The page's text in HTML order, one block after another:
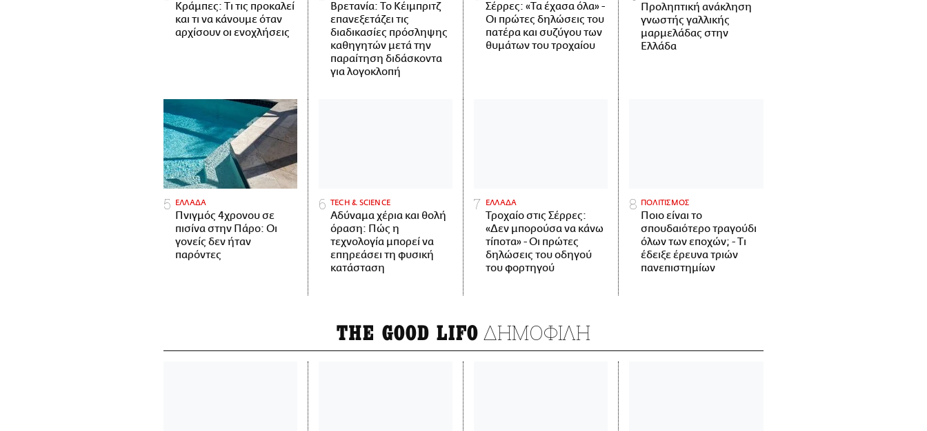
Κράμπες: Τι τις προκαλεί
και τι να κάνουμε όταν
αρχίσουν οι ενοχλήσεις
Βρετανία: Το Κέιμπριτζ
επανεξετάζει τις
διαδικασίες πρόσληψης
καθηγητών μετά την
παραίτηση διδάσκοντα
για λογοκλοπή
Σέρρες: «Τα έχασα όλα» -
Οι πρώτες δηλώσεις του
πατέρα και συζύγου των
θυμάτων του τροχαίου
Προληπτική ανάκληση
γνωστής γαλλικής
μαρμελάδας στην
Ελλάδα
ΕΛΛΑΔΑ
Πνιγμός 4χρονου σε
πισίνα στην Πάρο: Οι
γονείς δεν ήταν
παρόντες
ΤECH & SCIENCE
Αδύναμα χέρια και θολή
όραση: Πώς η
τεχνολογία μπορεί να
επηρεάσει τη φυσική
κατάσταση
ΕΛΛΑΔΑ
Τροχαίο στις Σέρρες:
«Δεν μπορούσα να κάνω
τίποτα» - Οι πρώτες
δηλώσεις του οδηγού
του φορτηγού
ΠΟΛΙΤΙΣΜΟΣ
Ποιο είναι το
σπουδαιότερο τραγούδι
όλων των εποχών; - Τι
έδειξε έρευνα τριών
πανεπιστημίων
THE GOOD LIFO ΔΗΜΟΦΙΛΗ